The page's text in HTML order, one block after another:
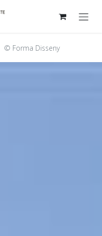
© Forma Disseny